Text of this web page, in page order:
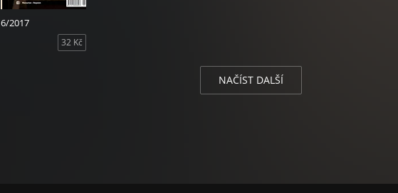
6/2017
32 Kč
NAČÍST DALŠÍ